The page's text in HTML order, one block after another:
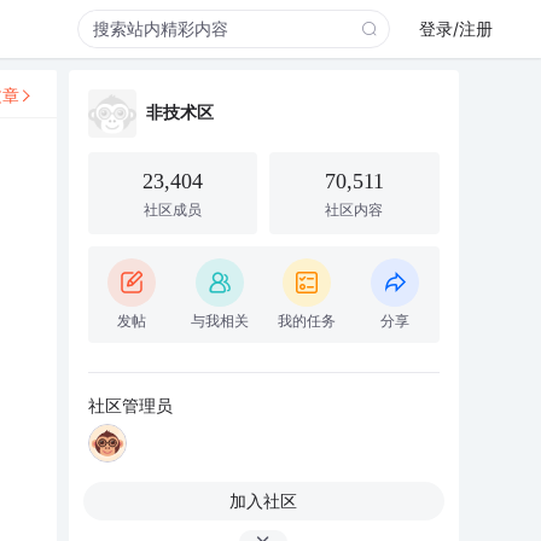
登录/注册
非技术区
23,404
社区成员
70,511
社区内容
发帖 与我相关 我的任务 分享
社区管理员
加入社区